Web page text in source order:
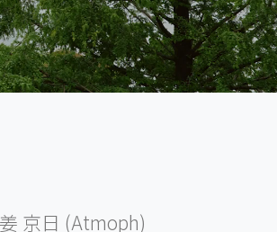
姜 京日 (Atmoph)